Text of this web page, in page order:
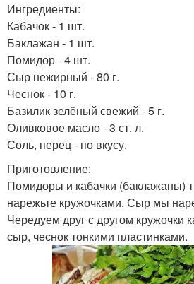
Ингредиенты:
Кабачок - 1 шт.
Баклажан - 1 шт.
Помидор - 4 шт.
Сыр нежирный - 80 г.
Чеснок - 10 г.
Базилик зелёный свежий - 5 г.
Оливковое масло - 3 ст. л.
Соль, перец - по вкусу.
Приготовление:
Помидоры и кабачки (баклажаны)
нарежьте кружочками. Сыр мы
Чередуем друг с другом кружочки
сыр, чеснок тонкими пластинками.